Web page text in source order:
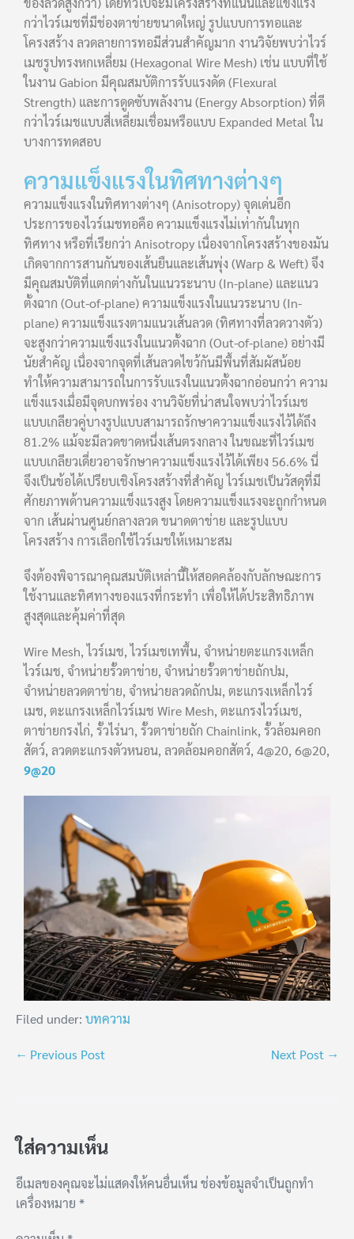
กว่าไวร์เมชที่มีช่องตาข่ายขนาดใหญ่ รูปแบบการทอและ
โครงสร้าง ลวดลายการทอมีส่วนสำคัญมาก งานวิจัยพบว่าไวร์
เมชรูปทรงหกเหลี่ยม (Hexagonal Wire Mesh) เช่น แบบที่ใช้
ในงาน Gabion มีคุณสมบัติการรับแรงดัด (Flexural
Strength) และการดูดซับพลังงาน (Energy Absorption) ที่ดี
กว่าไวร์เมชแบบสี่เหลี่ยมเชื่อมหรือแบบ Expanded Metal ใน
บางการทดสอบ
ความแข็งแรงในทิศทางต่างๆ
ความแข็งแรงในทิศทางต่างๆ (Anisotropy) จุดเด่นอีก
ประการของไวร์เมชทอคือ ความแข็งแรงไม่เท่ากันในทุก
ทิศทาง หรือที่เรียกว่า Anisotropy เนื่องจากโครงสร้างของมัน
เกิดจากการสานกันของเส้นยืนและเส้นพุ่ง (Warp & Weft) จึง
มีคุณสมบัติที่แตกต่างกันในแนวระนาบ (In-plane) และแนว
ตั้งฉาก (Out-of-plane) ความแข็งแรงในแนวระนาบ (In-
plane) ความแข็งแรงตามแนวเส้นลวด (ทิศทางที่ลวดวางตัว)
จะสูงกว่าความแข็งแรงในแนวตั้งฉาก (Out-of-plane) อย่างมี
นัยสำคัญ เนื่องจากจุดที่เส้นลวดไขว้กันมีพื้นที่สัมผัสน้อย
ทำให้ความสามารถในการรับแรงในแนวตั้งฉากอ่อนกว่า ความ
แข็งแรงเมื่อมีจุดบกพร่อง งานวิจัยที่น่าสนใจพบว่าไวร์เมช
แบบเกลียวคู่บางรูปแบบสามารถรักษาความแข็งแรงไว้ได้ถึง
81.2% แม้จะมีลวดขาดหนึ่งเส้นตรงกลาง ในขณะที่ไวร์เมช
แบบเกลียวเดี่ยวอาจรักษาความแข็งแรงไว้ได้เพียง 56.6% นี่
จึงเป็นข้อได้เปรียบเชิงโครงสร้างที่สำคัญ ไวร์เมชเป็นวัสดุที่มี
ศักยภาพด้านความแข็งแรงสูง โดยความแข็งแรงจะถูกกำหนด
จาก เส้นผ่านศูนย์กลางลวด ขนาดตาข่าย และรูปแบบ
โครงสร้าง การเลือกใช้ไวร์เมชให้เหมาะสม
จึงต้องพิจารณาคุณสมบัติเหล่านี้ให้สอดคล้องกับลักษณะการ
ใช้งานและทิศทางของแรงที่กระทำ เพื่อให้ได้ประสิทธิภาพ
สูงสุดและคุ้มค่าที่สุด
Wire Mesh, ไวร์เมช, ไวร์เมชเทพื้น, จำหน่ายตะแกรงเหล็ก
ไวร์เมช, จำหน่ายรั้วตาข่าย, จำหน่ายรั้วตาข่ายถักปม,
จำหน่ายลวดตาข่าย, จำหน่ายลวดถักปม, ตะแกรงเหล็กไวร์
เมช, ตะแกรงเหล็กไวร์เมช Wire Mesh, ตะแกรงไวร์เมช,
ตาข่ายกรงไก่, รั้วไร่นา, รั้วตาข่ายถัก Chainlink, รั้วล้อมคอก
สัตว์, ลวดตะแกรงตัวหนอน, ลวดล้อมคอกสัตว์, 4@20, 6@20,
9@20
Filed under: บทความ
← Previous Post Next Post →
ใส่ความเห็น
อีเมลของคุณจะไม่แสดงให้คนอื่นเห็นช่องข้อมูลจำเป็นถูกทำ
เครื่องหมาย *